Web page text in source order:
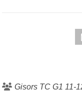
Gisors TC G1 11-